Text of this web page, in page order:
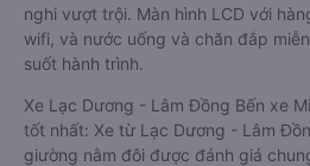
nghi vượt trội. Màn hình LCD với
wifi, và nước uống và chăn đắp
suốt hành trình.
Xe Lạc Dương - Lâm Đồng Bến xe
tốt nhất: Xe từ Lạc Dương - Lâm
giường nằm đôi được đánh giá